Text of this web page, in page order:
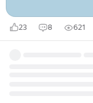
23 8 621